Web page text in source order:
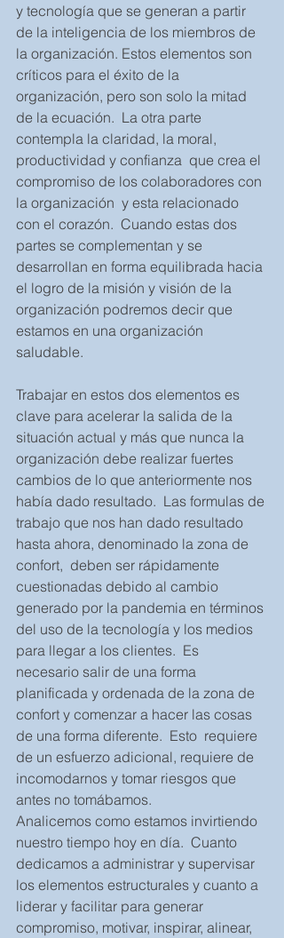
y tecnología que se generan a partir
de la inteligencia de los miembros de
la organización. Estos elementos son
críticos para el éxito de la
organización, pero son solo la mitad
de la ecuación.  La otra parte
contempla la claridad, la moral,
productividad y confianza  que crea el
compromiso de los colaboradores con
la organización  y esta relacionado
con el corazón.  Cuando estas dos
partes se complementan y se
desarrollan en forma equilibrada hacia
el logro de la misión y visión de la
organización podremos decir que
estamos en una organización
saludable.
Trabajar en estos dos elementos es
clave para acelerar la salida de la
situación actual y más que nunca la
organización debe realizar fuertes
cambios de lo que anteriormente nos
había dado resultado.  Las formulas de
trabajo que nos han dado resultado
hasta ahora, denominado la zona de
confort,  deben ser rápidamente
cuestionadas debido al cambio
generado por la pandemia en términos
del uso de la tecnología y los medios
para llegar a los clientes.  Es
necesario salir de una forma
planificada y ordenada de la zona de
confort y comenzar a hacer las cosas
de una forma diferente.  Esto  requiere
de un esfuerzo adicional, requiere de
incomodarnos y tomar riesgos que
antes no tomábamos.
Analicemos como estamos invirtiendo
nuestro tiempo hoy en día.  Cuanto
dedicamos a administrar y supervisar
los elementos estructurales y cuanto a
liderar y facilitar para generar
compromiso, motivar, inspirar, alinear,